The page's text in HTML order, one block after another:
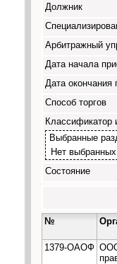
Должник
Арбитражный
Дата начала
Дата окончания
Способ торгов
Классификатор
Выбранные
Нет
Состояние
№
1379-ОАОФ